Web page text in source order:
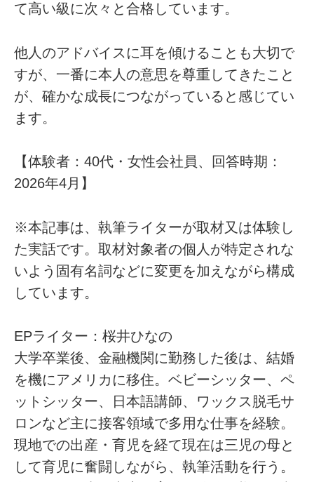
て高い級に次々と合格しています。
他人のアドバイスに耳を傾けることも大切で
すが、一番に本人の意思を尊重してきたこと
が、確かな成長につながっていると感じてい
ます。
【体験者：40代・女性会社員、回答時期：
2026年4月】
※本記事は、執筆ライターが取材又は体験し
た実話です。取材対象者の個人が特定されな
いよう固有名詞などに変更を加えながら構成
しています。
EPライター：桜井ひなの
大学卒業後、金融機関に勤務した後は、結婚
を機にアメリカに移住。ベビーシッター、ペ
ットシッター、日本語講師、ワックス脱毛サ
ロンなど主に接客領域で多用な仕事を経験。
現地での出産・育児を経て現在は三児の母と
して育児に奮闘しながら、執筆活動を行う。